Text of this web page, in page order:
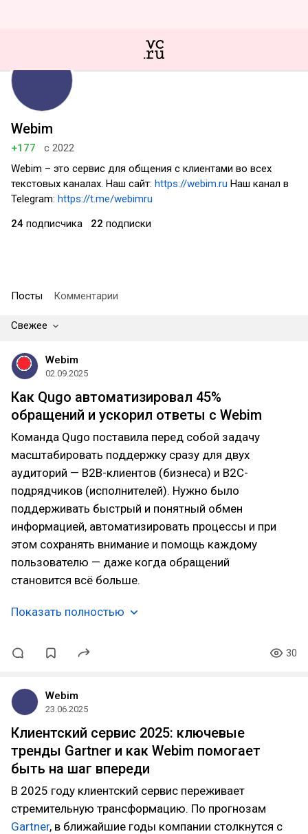
Webim
+177
с 2022
Webim – это сервис для общения с клиентами во всех
текстовых каналах. Наш сайт: https://webim.ru Наш канал в
Telegram: https://t.me/webimru
24 подписчика 22 подписки
Посты Комментарии
Свежее
Webim
02.09.2025
Как Qugo автоматизировал 45%
обращений и ускорил ответы с Webim
Команда Qugo поставила перед собой задачу
масштабировать поддержку сразу для двух
аудиторий — B2B-клиентов (бизнеса) и B2C-
подрядчиков (исполнителей). Нужно было
поддерживать быстрый и понятный обмен
информацией, автоматизировать процессы и при
этом сохранять внимание и помощь каждому
пользователю — даже когда обращений
становится всё больше.
Показать полностью
30
Webim
23.06.2025
Клиентский сервис 2025: ключевые
тренды Gartner и как Webim помогает
быть на шаг впереди
В 2025 году клиентский сервис переживает
стремительную трансформацию. По прогнозам
Gartner, в ближайшие годы компании столкнутся с